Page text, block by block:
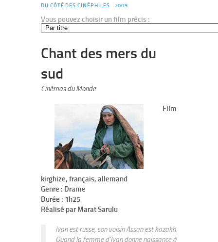
DU CÔTÉ DES CINÉPHILES 2009
Vous pouvez choisir un film précis :
Chant des mers du
sud
Cinémas du Monde
Film
kirghize, français, allemand
Genre : Drame
Durée : 1h25
Réalisé par Marat Sarulu
Ivan est russe, son voisin Assan est kazakh.
Quand la femme d’Ivan donne naissance à